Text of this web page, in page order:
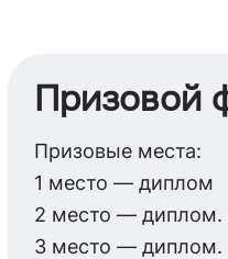
Призовой
Призовые места:
1 место — диплом
2 место — диплом.
3 место — диплом.